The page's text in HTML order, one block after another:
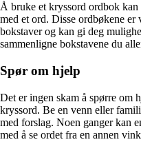
Å bruke et kryssord ordbok
med et ord. Disse ordbøkene er
bokstaver og kan gi deg
sammenligne bokstavene du
Spør om hjelp
Det er ingen skam å spørre om
kryssord. Be en venn eller
med forslag. Noen ganger kan
med å se ordet fra en annen